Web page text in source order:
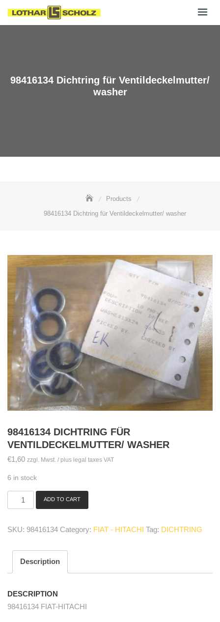
98416134 Dichtring für Ventildeckelmutter/
washer
Products
98416134 Dichtring für Ventildeckelmutter/ washer
98416134 DICHTRING FÜR
VENTILDECKELMUTTER/ WASHER
€1,60 zzgl. Mwst. / plus legal taxes VAT
6 in stock
98416134
Ventildeckelmutter/
quantity
ADD TO CART
SKU: 98416134 Category: FIAT - HITACHI Tag: DICHTRING
Description
DESCRIPTION
98416134 FIAT-HITACHI